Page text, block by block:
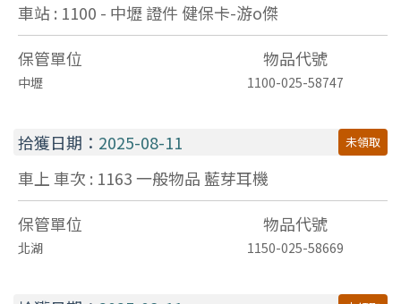
車站 : 1100 - 中壢證件 健保卡-游o傑
保管單位
物品代號
中壢 1100-025-58747
拾獲日期： 2025-08-11 未領取
車上 車次 : 1163一般物品 藍芽耳機
保管單位
物品代號
北湖 1150-025-58669